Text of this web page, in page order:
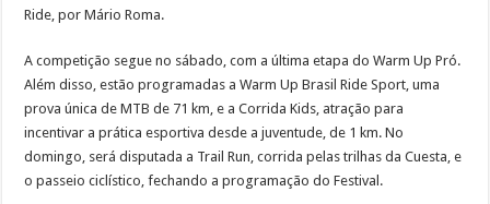
Ride, por Mário Roma.
A competição segue no sábado, com a última etapa do Warm Up Pró.
Além disso, estão programadas a Warm Up Brasil Ride Sport, uma
prova única de MTB de 71 km, e a Corrida Kids, atração para
incentivar a prática esportiva desde a juventude, de 1 km. No
domingo, será disputada a Trail Run, corrida pelas trilhas da Cuesta, e
o passeio ciclístico, fechando a programação do Festival.